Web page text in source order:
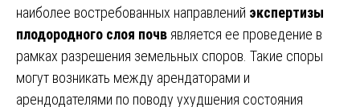
наиболее востребованных направлений экспертизы
плодородного слоя почв является ее проведение в
рамках разрешения земельных споров. Такие споры
могут возникать между арендаторами и
арендодателями по поводу ухудшения состояния